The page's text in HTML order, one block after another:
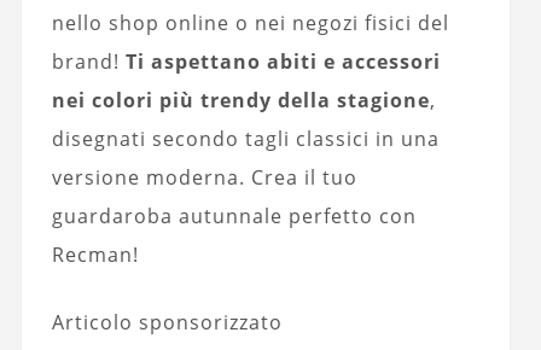
nello shop online o nei negozi fisici del
brand! Ti aspettano abiti e accessori
nei colori più trendy della stagione,
disegnati secondo tagli classici in una
versione moderna. Crea il tuo
guardaroba autunnale perfetto con
Recman!
Articolo sponsorizzato